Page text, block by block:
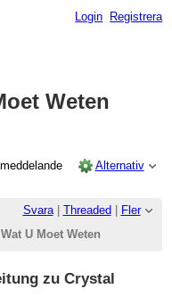
Login Registrera
Weten
Alternativ
Svara| Threaded
Fler
U Moet Weten
zu Crystal